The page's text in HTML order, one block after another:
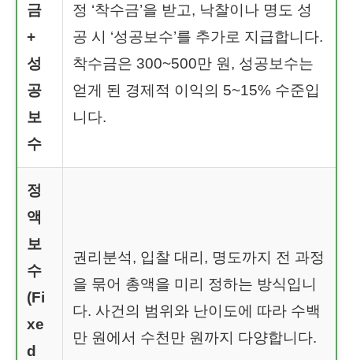
금
+
성
공
보
수
정 ‘착수금’을 받고, 낙찰이나 명도 성
공 시 ‘성공보수’를 추가로 지급합니다.
착수금은 300~500만 원, 성공보수는
얻게 된 경제적 이익의 5~15% 수준입
니다.
정
액
보
수
(Fi
xe
d
권리분석, 입찰 대리, 명도까지 전 과정
을 묶어 총액을 미리 정하는 방식입니
다. 사건의 범위와 난이도에 따라 수백
만 원에서 수천만 원까지 다양합니다.